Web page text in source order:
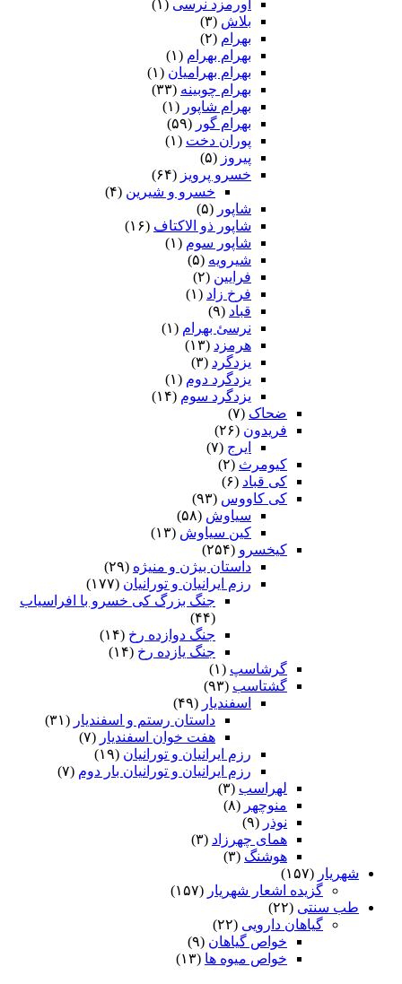
اورمزد نرسى‏ (۱)
بلاش (۳)
بهرام (۲)
بهرام بهرام (۱)
بهرام بهرامیان‏ (۱)
بهرام چوبینه (۳۳)
بهرام شاپور (۱)
بهرام گور (۵۹)
پوران دخت (۱)
پیروز (۵)
خسرو پرویز (۶۴)
خسرو و شیرین (۴)
شاپور (۵)
شاپور ذو الاکتاف (۱۶)
شاپور سوم‏ (۱)
شیرویه (۵)
فرایین (۲)
فرخ زاد (۱)
قباد (۹)
نرسئ بهرام‏ (۱)
هرمزد (۱۳)
یزدگرد (۳)
یزدگرد دوم (۱)
یزدگرد سوم (۱۴)
ضحاک (۷)
فریدون (۲۶)
ایرج (۷)
کیومرث (۲)
کی قباد (۶)
کی کاووس (۹۳)
سیاوش (۵۸)
کین سیاوش (۱۳)
کیخسرو (۲۵۴)
داستان بیژن و منیژه (۲۹)
رزم ایرانیان و تورانیان (۱۷۷)
جنگ بزرگ کی خسرو با افراسیاب
(۴۴)
جنگ دوازده رخ (۱۴)
جنگ یازده رخ (۱۴)
گرشاسپ (۱)
گشتاسب (۹۳)
اسفندیار (۴۹)
داستان رستم و اسفندیار (۳۱)
هفت خوان اسفندیار (۷)
رزم ایرانیان و تورانیان (۱۹)
رزم ایرانیان و تورانیان بار دوم (۷)
لهراسب (۳)
منوچهر (۸)
نوذر (۹)
هماى چهرزاد (۳)
هوشنگ (۳)
شهریار (۱۵۷)
گزیده اشعار شهریار (۱۵۷)
طب سنتی (۲۲)
گیاهان دارویی (۲۲)
خواص گیاهان (۹)
خواص میوه ها (۱۳)